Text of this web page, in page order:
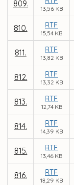
809.
13,56 KB
810. RTF
15,54 KB
811. RTF
13,82 KB
812. RTF
13,32 KB
813. RTF
12,74 KB
814. RTF
14,39 KB
815. RTF
13,46 KB
816. RTF
18,29 KB